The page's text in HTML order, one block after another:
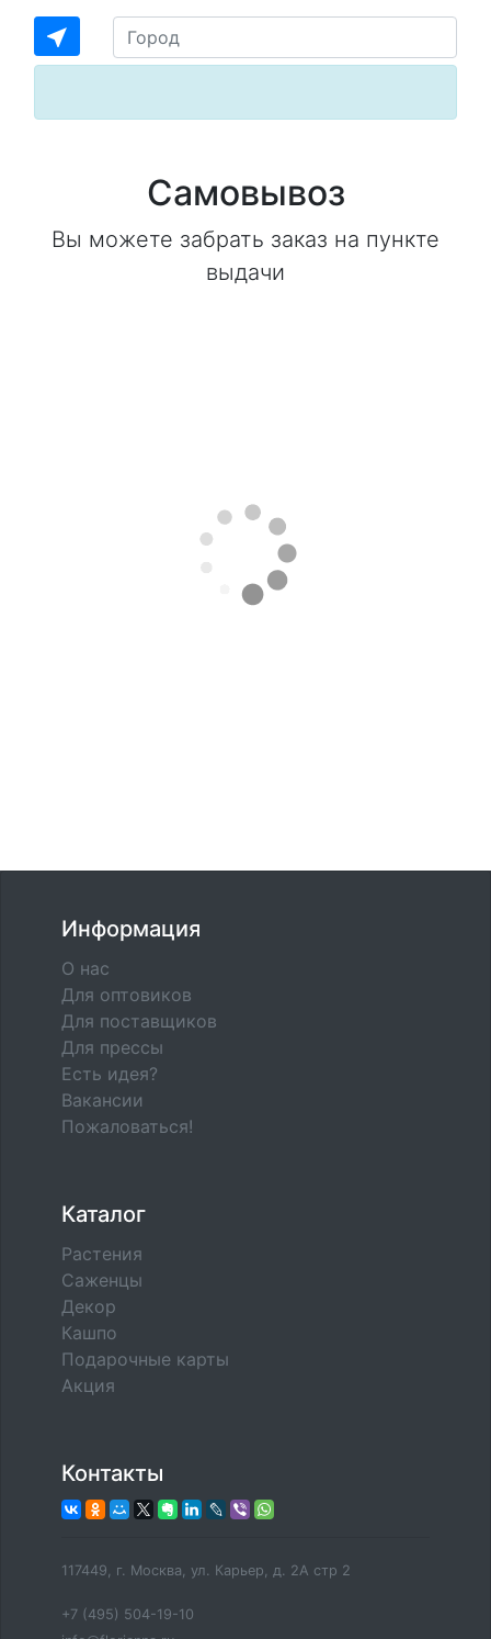
near_me
Самовывоз
Вы можете забрать заказ на пункте
выдачи
Информация
О нас
Для оптовиков
Для поставщиков
Для прессы
Есть идея?
Вакансии
Пожаловаться!
Каталог
Растения
Саженцы
Декор
Кашпо
Подарочные карты
Акция
Контакты
117449, г. Москва, ул. Карьер, д. 2А стр 2
+7 (495) 504-19-10